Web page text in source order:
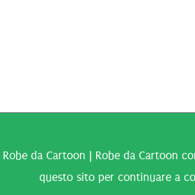
Robe da Cartoon | Robe da Cartoon
questo sito per continuare a